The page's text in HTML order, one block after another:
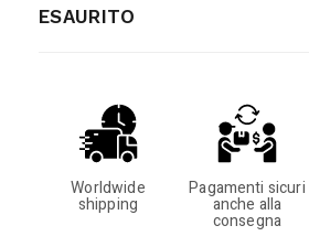
ESAURITO
Worldwide
shipping
Pagamenti sicuri
anche alla
consegna